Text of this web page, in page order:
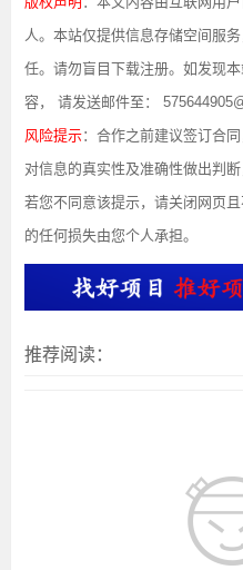
人。本站仅提供信息存储空间服
任。请勿盲目下载注册。如发现
容， 请发送邮件至：
风险提示：合作之前建议签订合
对信息的真实性及准确性做出判
若您不同意该提示，请关闭网页
的任何损失由您个人承担。
推荐阅读：